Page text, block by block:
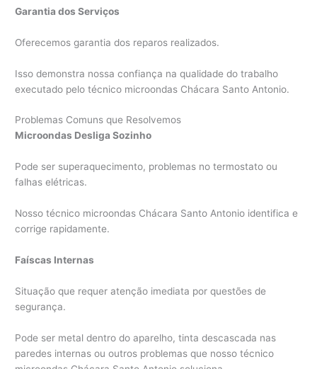
Garantia dos Serviços
Oferecemos garantia dos reparos realizados.
Isso demonstra nossa confiança na qualidade do trabalho
executado pelo técnico microondas Chácara Santo Antonio.
Problemas Comuns que Resolvemos
Microondas Desliga Sozinho
Pode ser superaquecimento, problemas no termostato ou
falhas elétricas.
Nosso técnico microondas Chácara Santo Antonio identifica e
corrige rapidamente.
Faíscas Internas
Situação que requer atenção imediata por questões de
segurança.
Pode ser metal dentro do aparelho, tinta descascada nas
paredes internas ou outros problemas que nosso técnico